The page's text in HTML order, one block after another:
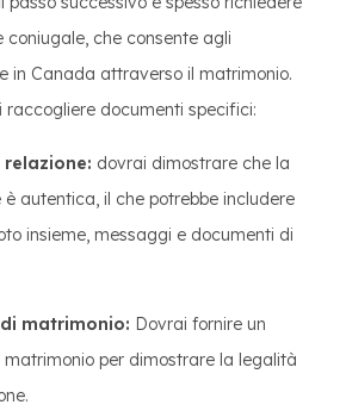
coniugale, che consente agli
in Canada attraverso il matrimonio.
raccogliere documenti specifici:
dovrai dimostrare che la
è autentica, il che potrebbe includere
insieme, messaggi e documenti di
matrimonio: Dovrai fornire un
per dimostrare la legalità